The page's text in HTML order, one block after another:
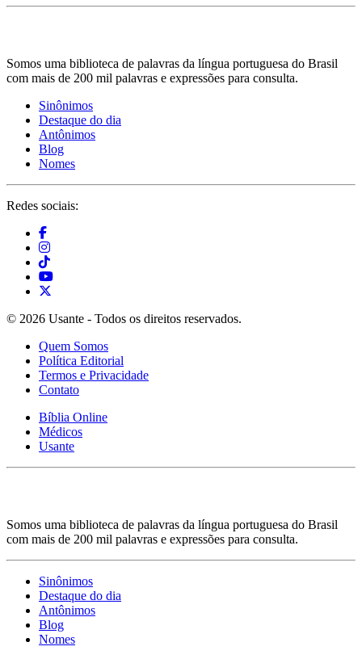
Somos uma biblioteca de palavras da língua portuguesa do Brasil
com mais de 200 mil palavras e expressões para consulta.
Sinônimos
Destaque do dia
Antônimos
Blog
Nomes
Redes sociais:
© 2026 Usante - Todos os direitos reservados.
Quem Somos
Política Editorial
Termos e Privacidade
Contato
Bíblia Online
Médicos
Usante
Somos uma biblioteca de palavras da língua portuguesa do Brasil
com mais de 200 mil palavras e expressões para consulta.
Sinônimos
Destaque do dia
Antônimos
Blog
Nomes